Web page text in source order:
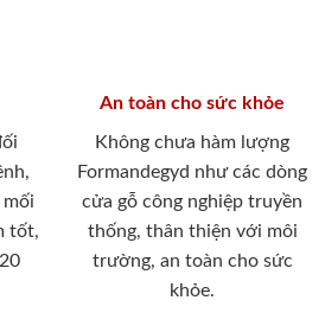
mối
tốt,
An toàn cho sức khỏe
Không chưa hàm lượng
Formandegyd như các dòng
cửa gỗ công nghiệp truyền
thống, thân thiện với môi
trường, an toàn cho sức
khỏe.